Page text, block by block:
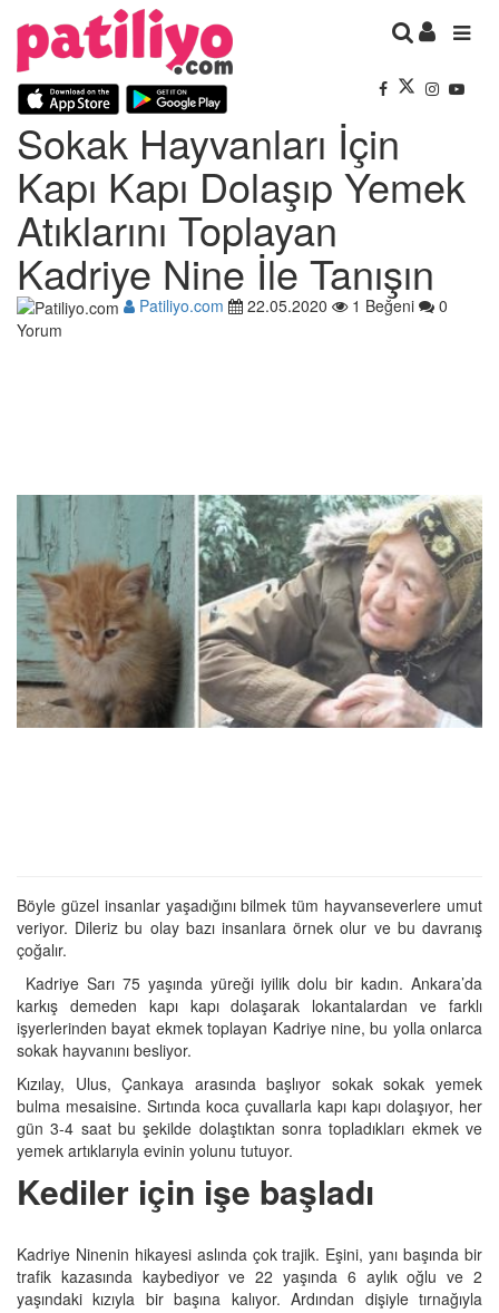
Sokak Hayvanları İçin
Kapı Kapı Dolaşıp Yemek
Atıklarını Toplayan
Kadriye Nine İle Tanışın
Patiliyo.com 22.05.2020 1 Beğeni
0
Yorum
Böyle güzel insanlar yaşadığını bilmek tüm hayvanseverlere umut
veriyor. Dileriz bu olay bazı insanlara örnek olur ve bu davranış
çoğalır.
Kadriye Sarı 75 yaşında yüreği iyilik dolu bir kadın. Ankara’da
karkış demeden kapı kapı dolaşarak lokantalardan ve farklı
işyerlerinden bayat ekmek toplayan Kadriye nine, bu yolla onlarca
sokak hayvanını besliyor.
Kızılay, Ulus, Çankaya arasında başlıyor sokak sokak yemek
bulma mesaisine. Sırtında koca çuvallarla kapı kapı dolaşıyor, her
gün 3-4 saat bu şekilde dolaştıktan sonra topladıkları ekmek ve
yemek artıklarıyla evinin yolunu tutuyor.
Kediler için işe başladı
Kadriye Ninenin hikayesi aslında çok trajik. Eşini, yanı başında bir
trafik kazasında kaybediyor ve 22 yaşında 6 aylık oğlu ve 2
yaşındaki kızıyla bir başına kalıyor. Ardından dişiyle tırnağıyla